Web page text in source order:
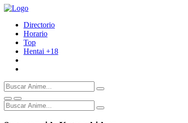
Directorio
Horario
Top
Hentai +18